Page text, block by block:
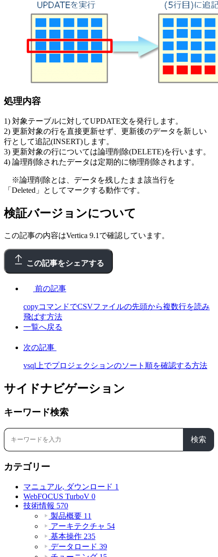
処理内容
1) 対象テーブルに対してUPDATE文を発行します。
2) 更新対象の行を直接更新せず、更新後のデータを新しい
行として追記(INSERT)します。
3) 更新対象の行については論理削除(DELETE)を行います。
4) 論理削除されたデータは定期的に物理削除されます。
※論理削除とは、データを残したまま該当行を
「Deleted」としてマークする動作です。
検証バージョンについて
この記事の内容はVertica 9.1で確認しています。
この記事をシェアする
前の記事
copyコマンドでCSVファイルの先頭から複数行を読み
飛ばす方法
一覧へ戻る
次の記事
vsql上でプロジェクションのソート順を確認する方法
サイドナビゲーション
キーワード検索
検索
カテゴリー
マニュアル, ダウンロード 1
WebFOCUS TurboV 0
技術情報 570
製品概要 11
アーキテクチャ 54
基本操作 235
データロード 39